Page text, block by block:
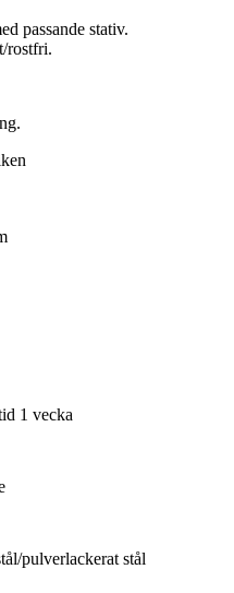
passande stativ.
rostfri.
1 vecka
pulverlackerat stål